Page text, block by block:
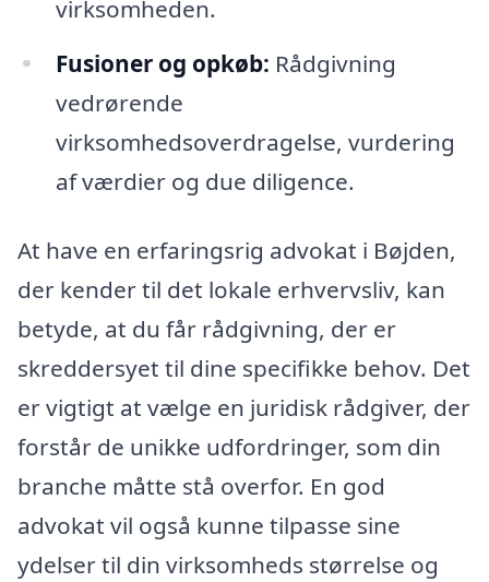
virksomheden.
Fusioner og opkøb: Rådgivning
vedrørende
virksomhedsoverdragelse, vurdering
af værdier og due diligence.
At have en erfaringsrig advokat i Bøjden,
der kender til det lokale erhvervsliv, kan
betyde, at du får rådgivning, der er
skreddersyet til dine specifikke behov. Det
er vigtigt at vælge en juridisk rådgiver, der
forstår de unikke udfordringer, som din
branche måtte stå overfor. En god
advokat vil også kunne tilpasse sine
ydelser til din virksomheds størrelse og